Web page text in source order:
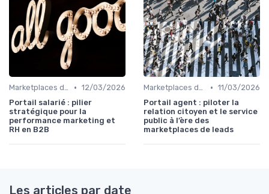
Marketplaces de services interne • 12/03/2026
Portail salarié : pilier
stratégique pour la
performance marketing et
RH en B2B
Marketplaces de leadgen • 11/03/2026
Portail agent : piloter la
relation citoyen et le service
public à l’ère des
marketplaces de leads
Les articles par date